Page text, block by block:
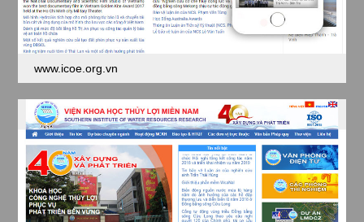
www.icoe.org.vn